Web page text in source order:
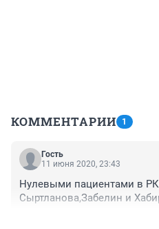
КОММЕНТАРИИ 1
Гость
11 июня 2020, 23:43
Нулевыми пациентами в
Сыртланова,Забелин и